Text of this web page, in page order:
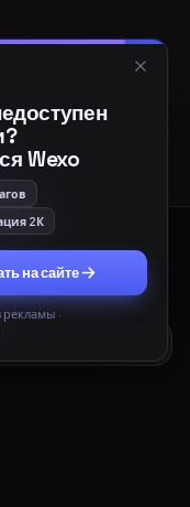
мы используем
вы соглашаетесь с
Пользовательским
необходимые
Wexo
2К
на сайте
рекламы ·